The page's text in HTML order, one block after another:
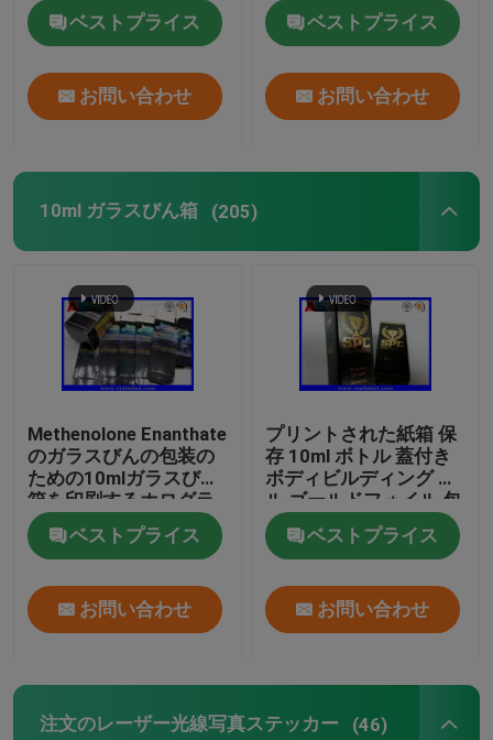
ベストプライス
お問い合わせ
ベストプライス
お問い合わせ
10ml ガラスびん箱 (205)
Methenolone Enanthate
のガラスびんの包装の
ための10mlガラスびん
箱を印刷するホログラ
ム
ベストプライス
お問い合わせ
プリントされた紙箱 保
存 10ml ボトル 蓋付き
ボディビルディング ゲ
ル ゴールドフォイル 包
装 ゴールドフォイル /
ホログラム効果
ベストプライス
お問い合わせ
注文のレーザー光線写真ステッカー (46)